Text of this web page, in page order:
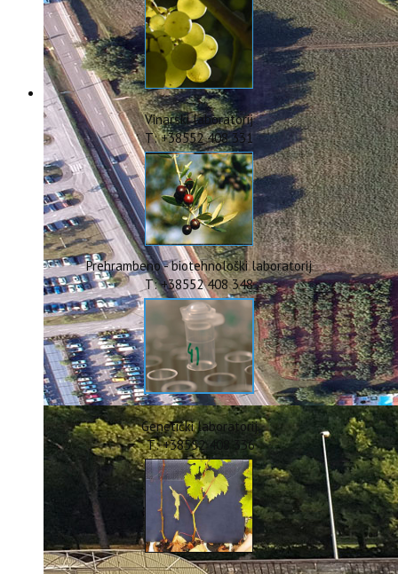
Zaštita osobnih podataka
Godišnji izvještaj
Javna nabava
Natječaji za radna mjesta
Zakonodavni okvir
Akti Instituta
Linkovi
Kontakt
webmail
Popularizacija znanosti
ERASMUS+
HyPro4ST
DIGIAGRI
GreenTea
CIRCOLIVE
Vinarski laboratorij
T: +38552 408 331
Prehrambeno - biotehnološki laboratorij
T: +38552 408 348
Genetički laboratorij
T: +38552 408 336